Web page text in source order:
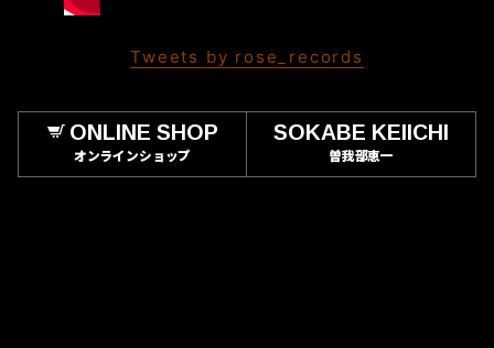
Tweets by rose_records
ONLINE SHOP
オンラインショップ
SOKABE KEIICHI
曽我部恵一